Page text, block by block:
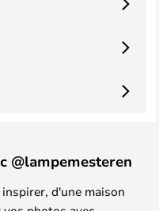
@lampemesteren
d'une maison